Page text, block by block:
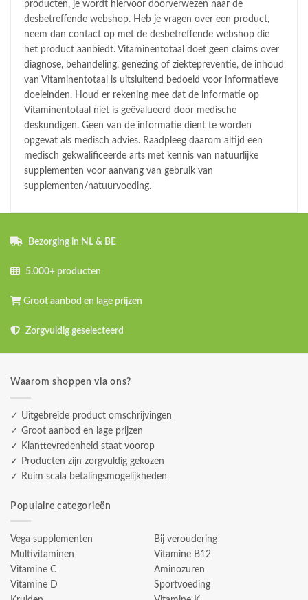
producten, je wordt hiervoor doorverwezen naar de
desbetreffende webshop. Heb je vragen over een product,
neem dan contact op met de desbetreffende webshop die
het product aanbiedt. Vitaminentotaal doet geen claims over
diagnose, behandeling, genezing of ziektepreventie, de inhoud
van Vitaminentotaal is uitsluitend bedoeld voor informatieve
doeleinden. Houd er rekening mee dat de informatie op
Vitaminentotaal niet is geëvalueerd door medische
deskundigen. Geen van de informatie dient te worden
opgevat als medisch advies. Raadpleeg daarom altijd een
medisch gekwalificeerde arts met kennis van natuurlijke
supplementen voor aanvang van gebruik van
supplementen/natuurvoeding.
Bezorging in NL & BE
5.000+ producten
Groot aanbod en lage prijzen
Zorgvuldig geselecteerd
Waarom shoppen via ons?
✓ Uitgebreide product omschrijvingen
✓ Groot aanbod en lage prijzen
✓ Klanttevredenheid staat voorop
✓ Producten zijn zorgvuldig gekozen
✓ Ruim scala betalingsmogelijkheden
Populaire categorieën
Vega supplementen
Multivitaminen
Vitamine C
Vitamine D
Bij veroudering
Vitamine B12
Aminozuren
Sportvoeding